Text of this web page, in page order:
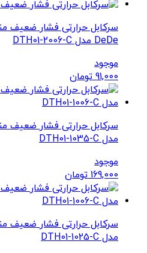
DeDe مدل DTH01-2006-C
موجود
91,000 تومان
مدل DTH01-1035-C
موجود
169,000 تومان
مدل DTH01-1025-C